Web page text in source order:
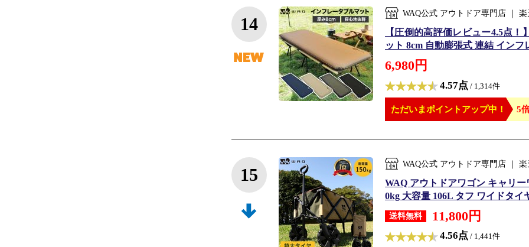
14
WAQ公式 アウトドア専門店 ｜
【圧倒的高評価レビュー4.5点
ット 8cm 自動膨張式 連結 イン
6,980円
4.57点 / 1,314件
ただいまポイントアップ中！ 5
15
WAQ公式 アウトドア専門店 ｜
WAQ アウトドアワゴン キャリ
0kg 大容量 106L タフ ワイドタイ
送料無料 11,800円
4.56点 / 1,441件